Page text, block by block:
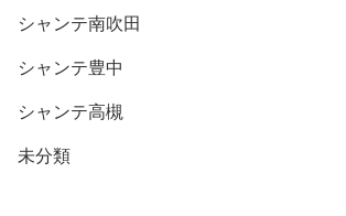
シャンテ南吹田
シャンテ豊中
シャンテ高槻
未分類